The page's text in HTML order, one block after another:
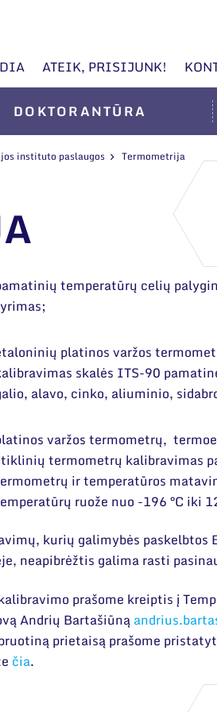
ATEIK, PRISIJUNK!
DOKTORANTŪRA
instituto paslaugos Termometrija
temperatūrų celių
platinos varžos
skalės ITS-90
alavo, cinko, aliuminio,
varžos termometrų,
termometrų kalibravimas
ir temperatūros
ruože nuo -196 °C iki
kurių galimybės
neapibrėžtis galima rasti
prašome kreiptis į
Andrių Bartašiūną
prietaisą prašome
čia.